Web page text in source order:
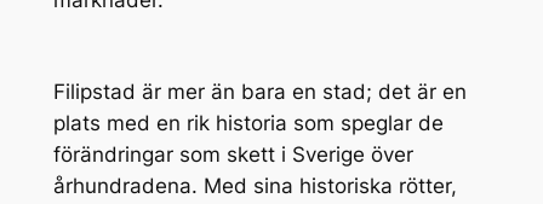
Filipstad är mer än bara en stad; det är en
plats med en rik historia som speglar de
förändringar som skett i Sverige över
århundradena. Med sina historiska rötter,